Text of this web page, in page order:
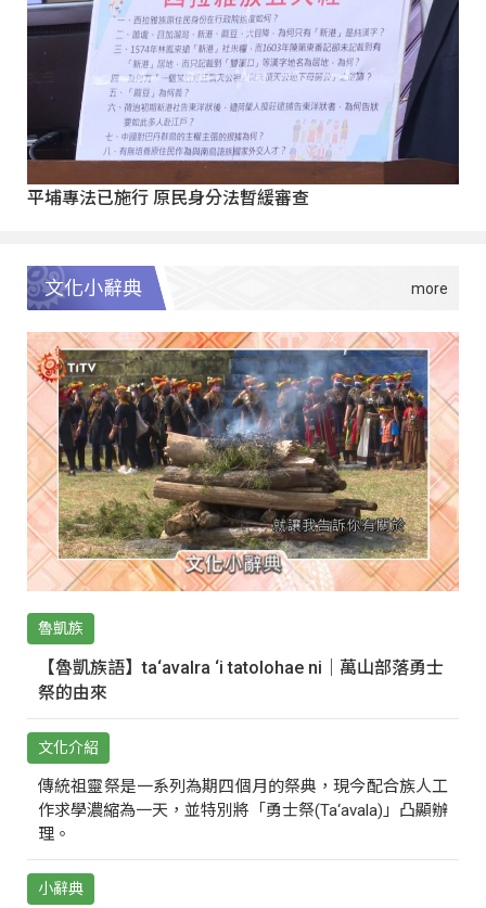
平埔專法已施行 原民身分法暫緩審查
文化小辭典
魯凱族
【魯凱族語】ta‘avalra ‘i tatolohae ni｜萬山部落勇士
祭的由來
文化介紹
傳統祖靈祭是一系列為期四個月的祭典，現今配合族人工
作求學濃縮為一天，並特別將「勇士祭(Ta‘avala)」凸顯辦
理。
小辭典